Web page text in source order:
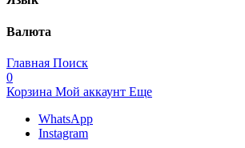
Валюта
Главная Поиск
0
Корзина Мой аккаунт Еще
WhatsApp
Instagram